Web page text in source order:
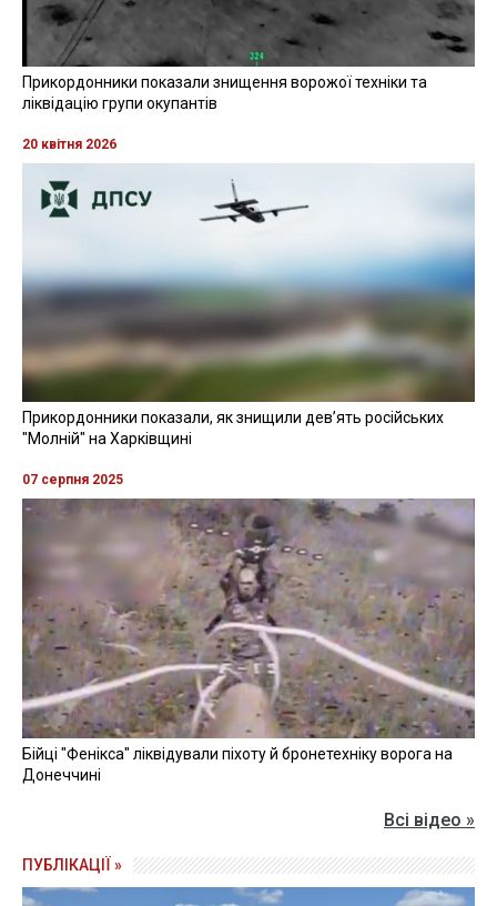
Прикордонники показали знищення ворожої техніки та
ліквідацію групи окупантів
20 квітня 2026
Прикордонники показали, як знищили девʼять російських
"Молній" на Харківщині
07 серпня 2025
Бійці "Фенікса" ліквідували піхоту й бронетехніку ворога на
Донеччині
Всі відео »
ПУБЛІКАЦІЇ »